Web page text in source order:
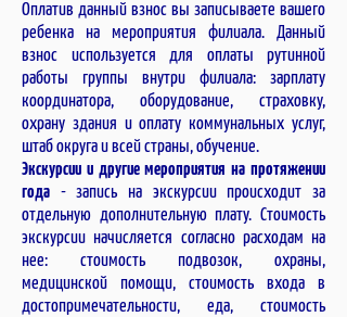
Оплатив данный взнос вы записываете вашего
ребенка на мероприятия филиала. Данный
взнос используется для оплаты рутинной
работы группы внутри филиала: зарплату
координатора, оборудование, страховку,
охрану здания и оплату коммунальных услуг,
штаб округа и всей страны, обучение.
Экскурсии и другие мероприятия на протяжении
года - запись на экскурсии происходит за
отдельную дополнительную плату. Стоимость
экскурсии начисляется согласно расходам на
нее: стоимость подвозок, охраны,
медицинской помощи, стоимость входа в
достопримечательности, еда, стоимость